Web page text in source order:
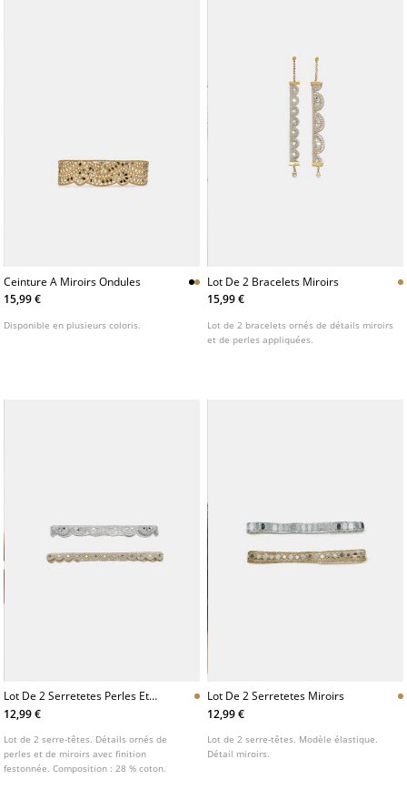
Ceinture A Miroirs Ondules
15,99 €
Disponible en plusieurs coloris.
Lot De 2 Bracelets Miroirs
15,99 €
Lot de 2 bracelets ornés de détails miroirs
et de perles appliquées.
Lot De 2 Serretetes Perles Et
Miroirs
12,99 €
Lot de 2 serre-têtes. Détails ornés de
perles et de miroirs avec finition
festonnée. Composition : 28 % coton.
Lot De 2 Serretetes Miroirs
12,99 €
Lot de 2 serre-têtes. Modèle élastique.
Détail miroirs.